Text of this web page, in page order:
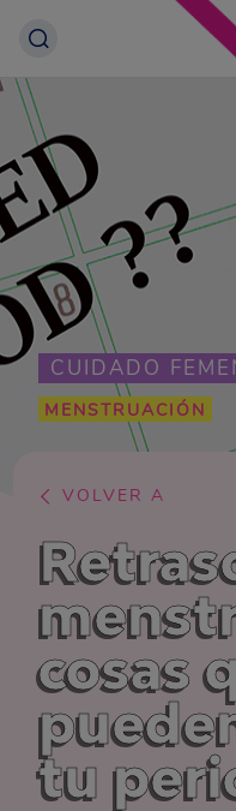
CUIDADO
MENSTRUACIÓN
VOLVER A
cosas
tu